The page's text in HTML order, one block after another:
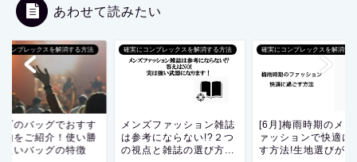
あわせて読みたい
コンプレックスを解消する方法
ブのバッグでおすす
物をご紹介！使い勝
良いバッグの特徴
確実にコンプレックスを解消する方法
メンズファッション雑誌
は参考にならない!?２つ
の視点と雑誌の選び方...
確実にコンプレックスを解消す
[6月]梅雨時期のメン
ァッションで快適に
す方法!生地選びが...